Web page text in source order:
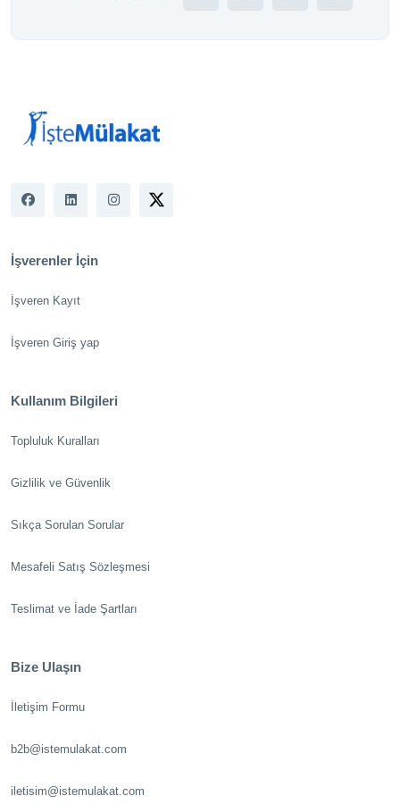
İşverenler İçin
İşveren Kayıt
İşveren Giriş yap
Kullanım Bilgileri
Topluluk Kuralları
Gizlilik ve Güvenlik
Sıkça Sorulan Sorular
Mesafeli Satış Sözleşmesi
Teslimat ve İade Şartları
Bize Ulaşın
İletişim Formu
b2b@istemulakat.com
iletisim@istemulakat.com